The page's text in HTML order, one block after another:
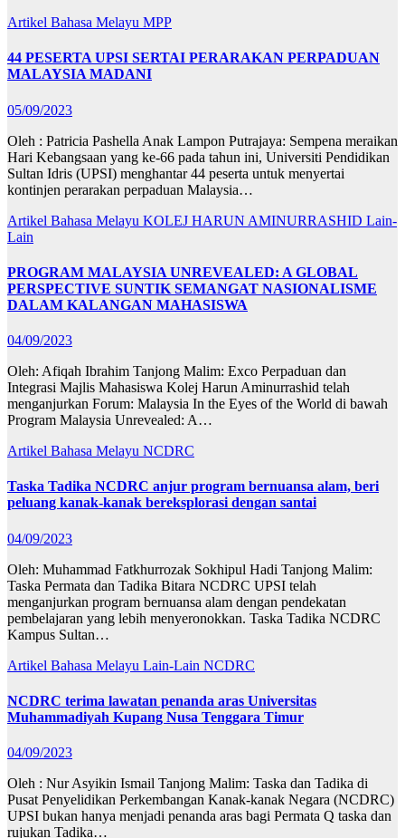
Artikel Bahasa Melayu MPP
44 PESERTA UPSI SERTAI PERARAKAN PERPADUAN
MALAYSIA MADANI
05/09/2023
Oleh : Patricia Pashella Anak Lampon Putrajaya: Sempena meraikan
Hari Kebangsaan yang ke-66 pada tahun ini, Universiti Pendidikan
Sultan Idris (UPSI) menghantar 44 peserta untuk menyertai
kontinjen perarakan perpaduan Malaysia…
Artikel Bahasa Melayu KOLEJ HARUN AMINURRASHID Lain-
Lain
PROGRAM MALAYSIA UNREVEALED: A GLOBAL
PERSPECTIVE SUNTIK SEMANGAT NASIONALISME
DALAM KALANGAN MAHASISWA
04/09/2023
Oleh: Afiqah Ibrahim Tanjong Malim: Exco Perpaduan dan
Integrasi Majlis Mahasiswa Kolej Harun Aminurrashid telah
menganjurkan Forum: Malaysia In the Eyes of the World di bawah
Program Malaysia Unrevealed: A…
Artikel Bahasa Melayu NCDRC
Taska Tadika NCDRC anjur program bernuansa alam, beri
peluang kanak-kanak bereksplorasi dengan santai
04/09/2023
Oleh: Muhammad Fatkhurrozak Sokhipul Hadi Tanjong Malim:
Taska Permata dan Tadika Bitara NCDRC UPSI telah
menganjurkan program bernuansa alam dengan pendekatan
pembelajaran yang lebih menyeronokkan. Taska Tadika NCDRC
Kampus Sultan…
Artikel Bahasa Melayu Lain-Lain NCDRC
NCDRC terima lawatan penanda aras Universitas
Muhammadiyah Kupang Nusa Tenggara Timur
04/09/2023
Oleh : Nur Asyikin Ismail Tanjong Malim: Taska dan Tadika di
Pusat Penyelidikan Perkembangan Kanak-kanak Negara (NCDRC)
UPSI bukan hanya menjadi penanda aras bagi Permata Q taska dan
rujukan Tadika…